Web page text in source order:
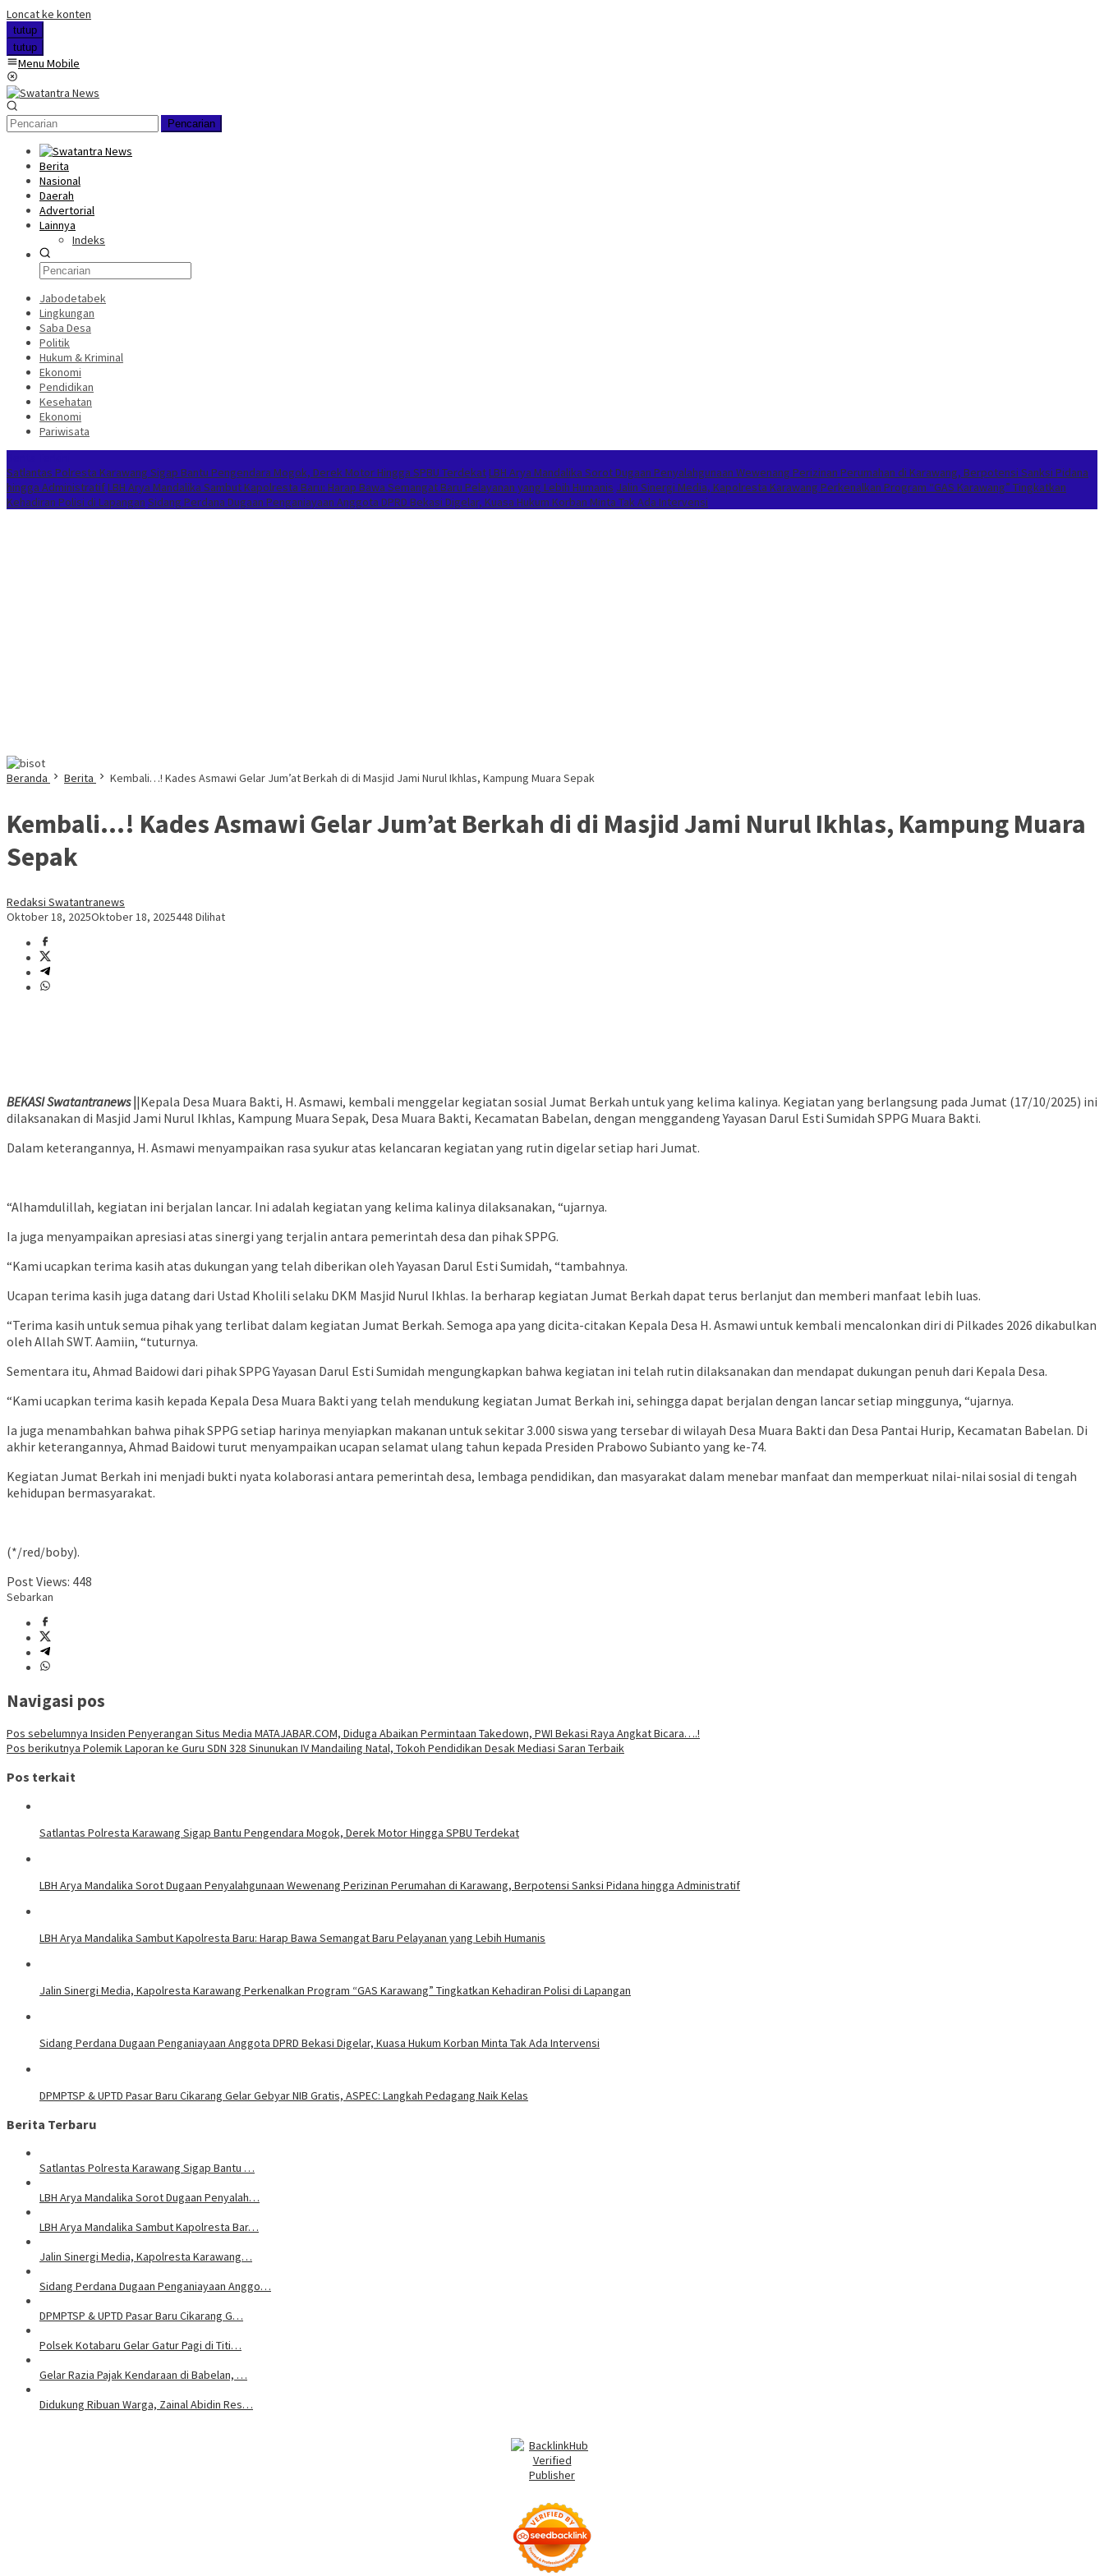
Loncat ke konten
tutup
tutup
Menu Mobile
Pencarian
Berita
Nasional
Daerah
Advertorial
Lainnya
Indeks
Jabodetabek
Lingkungan
Saba Desa
Politik
Hukum & Kriminal
Ekonomi
Pendidikan
Kesehatan
Ekonomi
Pariwisata
Satlantas Polresta Karawang Sigap Bantu Pengendara Mogok, Derek Motor Hingga SPBU Terdekat LBH Arya Mandalika Sorot Dugaan Penyalahgunaan Wewenang Perizinan Perumahan di Karawang, Berpotensi Sanksi Pidana
hingga Administratif LBH Arya Mandalika Sambut Kapolresta Baru: Harap Bawa Semangat Baru Pelayanan yang Lebih Humanis Jalin Sinergi Media, Kapolresta Karawang Perkenalkan Program “GAS Karawang” Tingkatkan
Kehadiran Polisi di Lapangan Sidang Perdana Dugaan Penganiayaan Anggota DPRD Bekasi Digelar, Kuasa Hukum Korban Minta Tak Ada Intervensi
Beranda Berita Kembali…! Kades Asmawi Gelar Jum’at Berkah di di Masjid Jami Nurul Ikhlas, Kampung Muara Sepak
Kembali…! Kades Asmawi Gelar Jum’at Berkah di di Masjid Jami Nurul Ikhlas, Kampung Muara
Sepak
Redaksi Swatantranews
Oktober 18, 2025Oktober 18, 2025448 Dilihat
BEKASI Swatantranews ||Kepala Desa Muara Bakti, H. Asmawi, kembali menggelar kegiatan sosial Jumat Berkah untuk yang kelima kalinya. Kegiatan yang berlangsung pada Jumat (17/10/2025) ini
dilaksanakan di Masjid Jami Nurul Ikhlas, Kampung Muara Sepak, Desa Muara Bakti, Kecamatan Babelan, dengan menggandeng Yayasan Darul Esti Sumidah SPPG Muara Bakti.
Dalam keterangannya, H. Asmawi menyampaikan rasa syukur atas kelancaran kegiatan yang rutin digelar setiap hari Jumat.
“Alhamdulillah, kegiatan ini berjalan lancar. Ini adalah kegiatan yang kelima kalinya dilaksanakan, “ujarnya.
Ia juga menyampaikan apresiasi atas sinergi yang terjalin antara pemerintah desa dan pihak SPPG.
“Kami ucapkan terima kasih atas dukungan yang telah diberikan oleh Yayasan Darul Esti Sumidah, “tambahnya.
Ucapan terima kasih juga datang dari Ustad Kholili selaku DKM Masjid Nurul Ikhlas. Ia berharap kegiatan Jumat Berkah dapat terus berlanjut dan memberi manfaat lebih luas.
“Terima kasih untuk semua pihak yang terlibat dalam kegiatan Jumat Berkah. Semoga apa yang dicita-citakan Kepala Desa H. Asmawi untuk kembali mencalonkan diri di Pilkades 2026 dikabulkan
oleh Allah SWT. Aamiin, “tuturnya.
Sementara itu, Ahmad Baidowi dari pihak SPPG Yayasan Darul Esti Sumidah mengungkapkan bahwa kegiatan ini telah rutin dilaksanakan dan mendapat dukungan penuh dari Kepala Desa.
“Kami ucapkan terima kasih kepada Kepala Desa Muara Bakti yang telah mendukung kegiatan Jumat Berkah ini, sehingga dapat berjalan dengan lancar setiap minggunya, “ujarnya.
Ia juga menambahkan bahwa pihak SPPG setiap harinya menyiapkan makanan untuk sekitar 3.000 siswa yang tersebar di wilayah Desa Muara Bakti dan Desa Pantai Hurip, Kecamatan Babelan. Di
akhir keterangannya, Ahmad Baidowi turut menyampaikan ucapan selamat ulang tahun kepada Presiden Prabowo Subianto yang ke-74.
Kegiatan Jumat Berkah ini menjadi bukti nyata kolaborasi antara pemerintah desa, lembaga pendidikan, dan masyarakat dalam menebar manfaat dan memperkuat nilai-nilai sosial di tengah
kehidupan bermasyarakat.
(*/red/boby).
Post Views: 448
Sebarkan
Navigasi pos
Pos sebelumnya Insiden Penyerangan Situs Media MATAJABAR.COM, Diduga Abaikan Permintaan Takedown, PWI Bekasi Raya Angkat Bicara….!
Pos berikutnya Polemik Laporan ke Guru SDN 328 Sinunukan IV Mandailing Natal, Tokoh Pendidikan Desak Mediasi Saran Terbaik
Pos terkait
Satlantas Polresta Karawang Sigap Bantu Pengendara Mogok, Derek Motor Hingga SPBU Terdekat
LBH Arya Mandalika Sorot Dugaan Penyalahgunaan Wewenang Perizinan Perumahan di Karawang, Berpotensi Sanksi Pidana hingga Administratif
LBH Arya Mandalika Sambut Kapolresta Baru: Harap Bawa Semangat Baru Pelayanan yang Lebih Humanis
Jalin Sinergi Media, Kapolresta Karawang Perkenalkan Program “GAS Karawang” Tingkatkan Kehadiran Polisi di Lapangan
Sidang Perdana Dugaan Penganiayaan Anggota DPRD Bekasi Digelar, Kuasa Hukum Korban Minta Tak Ada Intervensi
DPMPTSP & UPTD Pasar Baru Cikarang Gelar Gebyar NIB Gratis, ASPEC: Langkah Pedagang Naik Kelas
Berita Terbaru
Satlantas Polresta Karawang Sigap Bantu …
LBH Arya Mandalika Sorot Dugaan Penyalah…
LBH Arya Mandalika Sambut Kapolresta Bar…
Jalin Sinergi Media, Kapolresta Karawang…
Sidang Perdana Dugaan Penganiayaan Anggo…
DPMPTSP & UPTD Pasar Baru Cikarang G…
Polsek Kotabaru Gelar Gatur Pagi di Titi…
Gelar Razia Pajak Kendaraan di Babelan, …
Didukung Ribuan Warga, Zainal Abidin Res…